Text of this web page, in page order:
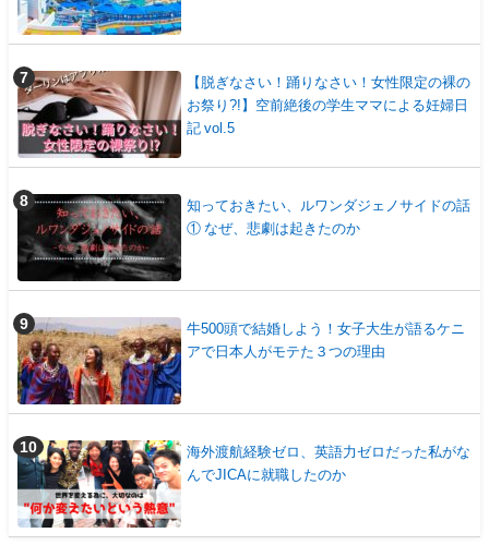
【脱ぎなさい！踊りなさい！女性限定の裸の
お祭り?!】空前絶後の学生ママによる妊婦日
記 vol.5
知っておきたい、ルワンダジェノサイドの話
① なぜ、悲劇は起きたのか
牛500頭で結婚しよう！女子大生が語るケニ
アで日本人がモテた３つの理由
海外渡航経験ゼロ、英語力ゼロだった私がな
んでJICAに就職したのか